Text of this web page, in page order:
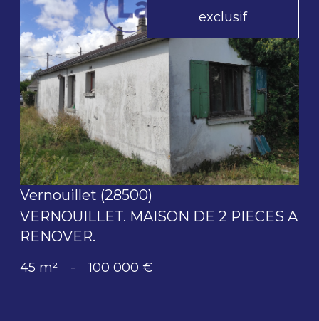
exclusif
voir le bien
Vernouillet (28500)
VERNOUILLET. MAISON DE 2 PIECES A
RENOVER.
45 m² - 100 000 €